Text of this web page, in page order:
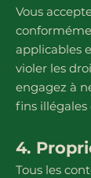
Vous
applicables
violer les
engagez à
fins illégales
4.
Tous les